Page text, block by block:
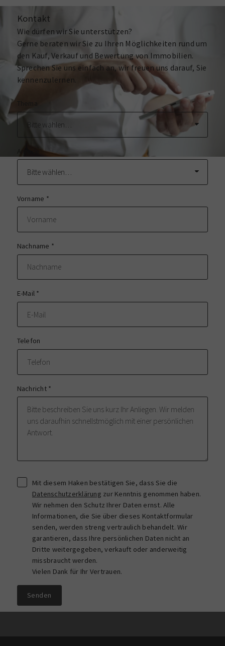
Kontakt
Wie dürfen wir Sie unterstützen?
Gerne beraten wir Sie zu Ihren Möglichkeiten rund um
den Kauf, Verkauf und Bewertung von Immobilien.
Sprechen Sie uns einfach an, wir freuen uns darauf, Sie
kennenzulernen.
Vorname *
Nachname *
E-Mail *
Telefon
Nachricht *
Mit diesem Haken bestätigen Sie, dass Sie die
Datenschutzerklärung zur Kenntnis genommen haben.
Wir nehmen den Schutz Ihrer Daten ernst. Alle
Informationen, die Sie über dieses Kontaktformular
senden, werden streng vertraulich behandelt. Wir
garantieren, dass Ihre persönlichen Daten nicht an
Dritte weitergegeben, verkauft oder anderweitig
missbraucht werden.
Vielen Dank für Ihr Vertrauen.
Senden